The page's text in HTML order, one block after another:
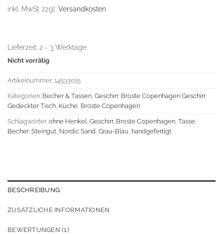
auf
Kundenbewertung
inkl. MwSt. zzgl. Versandkosten
Lieferzeit: 2 - 3 Werktage
Nicht vorrätig
Artikelnummer: 14533015
Kategorien: Becher & Tassen Geschirr, Broste Copenhagen Geschirr,
Gedeckter Tisch Küche Broste Copenhagen
Schlagwörter: ohne Henkel Geschirr, Broste Copenhagen Tasse
Becher, Steingut Nordic Sand Grau-Blau handgefertigt
BESCHREIBUNG
ZUSÄTZLICHE INFORMATIONEN
BEWERTUNGEN (1)